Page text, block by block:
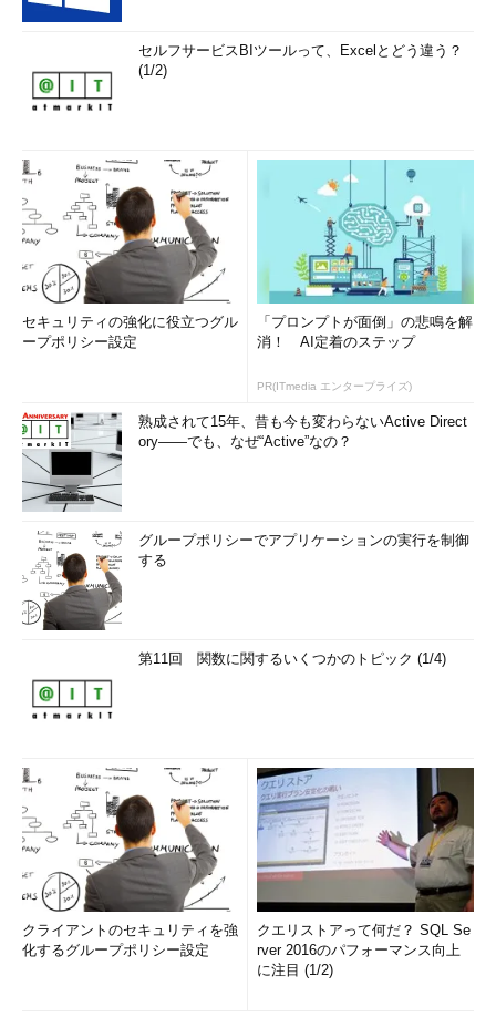
セルフサービスBIツールって、Excelとどう違う？
(1/2)
セキュリティの強化に役立つグル
ープポリシー設定
「プロンプトが面倒」の悲鳴を解
消！ AI定着のステップ
PR(ITmedia エンタープライズ)
熟成されて15年、昔も今も変わらないActive Direct
ory――でも、なぜ“Active”なの？
グループポリシーでアプリケーションの実行を制御
する
第11回 関数に関するいくつかのトピック (1/4)
クライアントのセキュリティを強
化するグループポリシー設定
クエリストアって何だ？ SQL Se
rver 2016のパフォーマンス向上
に注目 (1/2)